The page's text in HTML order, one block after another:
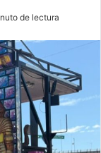
de lectura